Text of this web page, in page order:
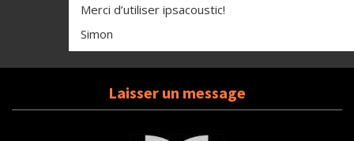
Merci d’utiliser ipsacoustic!
Simon
Laisser un message